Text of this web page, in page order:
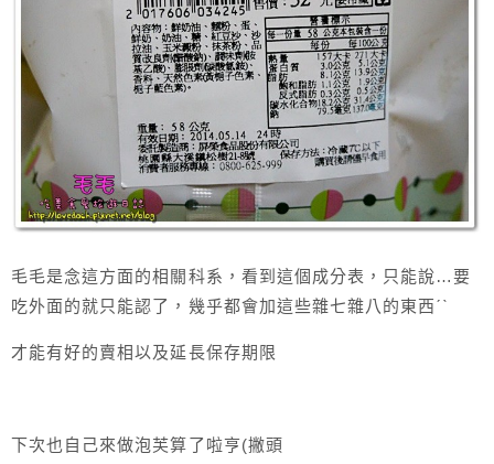
毛毛是念這方面的相關科系，看到這個成分表，只能說…要
吃外面的就只能認了，幾乎都會加這些雜七雜八的東西ˊˋ
才能有好的賣相以及延長保存期限
下次也自己來做泡芙算了啦亨(撇頭